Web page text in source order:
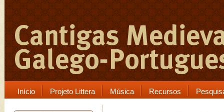
Início Projeto Littera Música Recursos